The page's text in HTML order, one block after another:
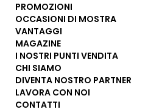
PROMOZIONI
OCCASIONI DI MOSTRA
VANTAGGI
MAGAZINE
I NOSTRI PUNTI VENDITA
CHI SIAMO
DIVENTA NOSTRO PARTNER
LAVORA CON NOI
CONTATTI